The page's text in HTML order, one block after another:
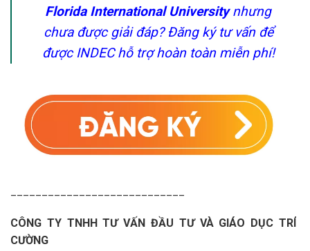
Florida International University nhưng
chưa được giải đáp? Đăng ký tư vấn để
được INDEC hỗ trợ hoàn toàn miễn phí!
CÔNG TY TNHH TƯ VẤN ĐẦU TƯ VÀ GIÁO DỤC TRÍ
CƯỜNG